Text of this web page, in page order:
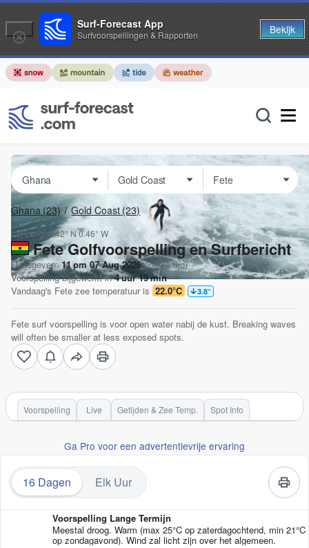
Ghana(23) Gold Coast (23)
Lat Long:5.42° N0.46° W
Fete Golfvoorspelling en Surfbericht
Uitgegeven:11 pm 07 Aug 2026(lokale tijd)
Voorspelling bijgewerkt in4uur19min
Vandaag's Fete zee temperatuur is 22.0°C 3.8°
Fete surf voorspelling is voor open water nabij de kust. Breaking waves
will often be smaller at less exposed spots.
Voorspelling Live Getijden & Zee Temp. Spot Info
Ga Pro voor een advertentievrije ervaring
16 Dagen Elk Uur
Voorspelling Lange Termijn
Meestal droog. Warm (max 25°C op zaterdagochtend, min 21°C
op zondagavond). Wind zal licht zijn over het algemeen.
Surf-Forecast App
Surfvoorspellingen & Rapporten Bekijk